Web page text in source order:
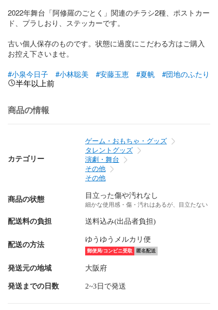
2022年舞台「阿修羅のごとく」関連のチラシ2種、ポストカー
ド、プラしおり、ステッカーです。
古い個人保存のものです。状態に過度にこだわる方はご購入
お控え下さいませ。
#小泉今日子
#小林聡美 #安藤玉恵 #夏帆 #団地のふたり
半年以上前
商品の情報
カテゴリー
ゲーム・おもちゃ・グッズ
タレントグッズ
演劇・舞台
その他
その他
商品の状態 目立った傷や汚れなし
細かな使用感・傷・汚れはあるが、目立たない
配送料の負担 送料込み(出品者負担)
配送の方法
ゆうゆうメルカリ便
郵便局/コンビニ受取 匿名配送
発送元の地域 大阪府
発送までの日数 2~3日で発送